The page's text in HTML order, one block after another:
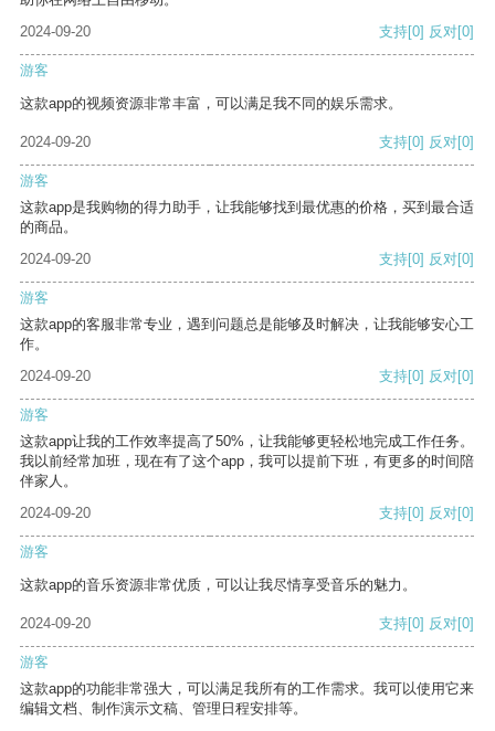
2024-09-20
支持[0] 反对[0]
游客
这款app的视频资源非常丰富，可以满足我不同的娱乐需求。
2024-09-20 支持[0] 反对[0]
游客
这款app是我购物的得力助手，让我能够找到最优惠的价格，买到最合适
的商品。
2024-09-20
支持[0] 反对[0]
游客
这款app的客服非常专业，遇到问题总是能够及时解决，让我能够安心工
作。
2024-09-20
支持[0] 反对[0]
游客
这款app让我的工作效率提高了50%，让我能够更轻松地完成工作任务。
我以前经常加班，现在有了这个app，我可以提前下班，有更多的时间陪
伴家人。
2024-09-20
支持[0] 反对[0]
游客
这款app的音乐资源非常优质，可以让我尽情享受音乐的魅力。
2024-09-20 支持[0] 反对[0]
游客
这款app的功能非常强大，可以满足我所有的工作需求。我可以使用它来
编辑文档、制作演示文稿、管理日程安排等。